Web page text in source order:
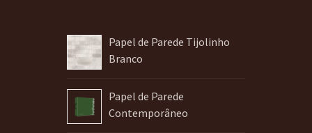
Papel de Parede Tijolinho
Branco
Papel de Parede
Contemporâneo